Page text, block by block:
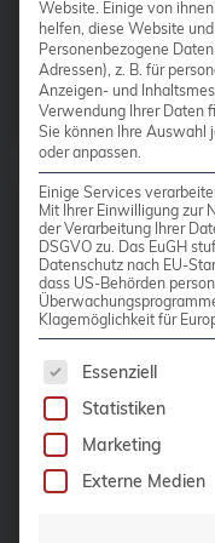
Daemonset
Daten-Tiering
Datenrettung
Datenschutz
DebConf
debconf24
debezium
Debian
debian 13
debian release
DecompileD
Beiträge
25 JANUAR 2018
Debian-
pgAdmin
Das
Datenbank-
pgAdmin 4.
das Tool
Website. Einige von
helfen, diese Website
Personenbezogene
Adressen), z. B. für
Anzeigen- und
Verwendung Ihrer Daten
Sie können Ihre Auswahl
oder anpassen.
Einige Services
Mit Ihrer Einwilligung zur
der Verarbeitung Ihrer
DSGVO zu. Das EuGH
Datenschutz nach EU-
dass US-Behörden
Klagemöglichkeit für
Es folgt eine
Essenziell
Statistiken
Marketing
Externe Medien